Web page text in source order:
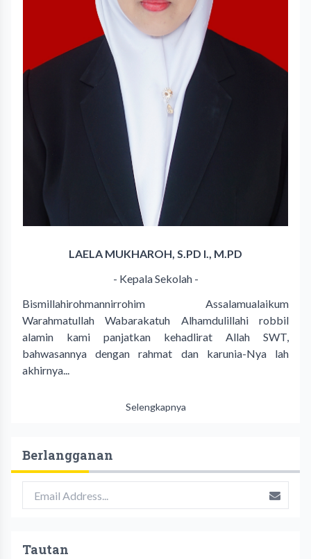
LAELA MUKHAROH, S.PD I., M.PD
- Kepala Sekolah -
Bismillahirohmannirrohim Assalamualaikum
Warahmatullah Wabarakatuh Alhamdulillahi robbil
alamin kami panjatkan kehadlirat Allah SWT,
bahwasannya dengan rahmat dan karunia-Nya lah
akhirnya...
Selengkapnya
Berlangganan
Tautan